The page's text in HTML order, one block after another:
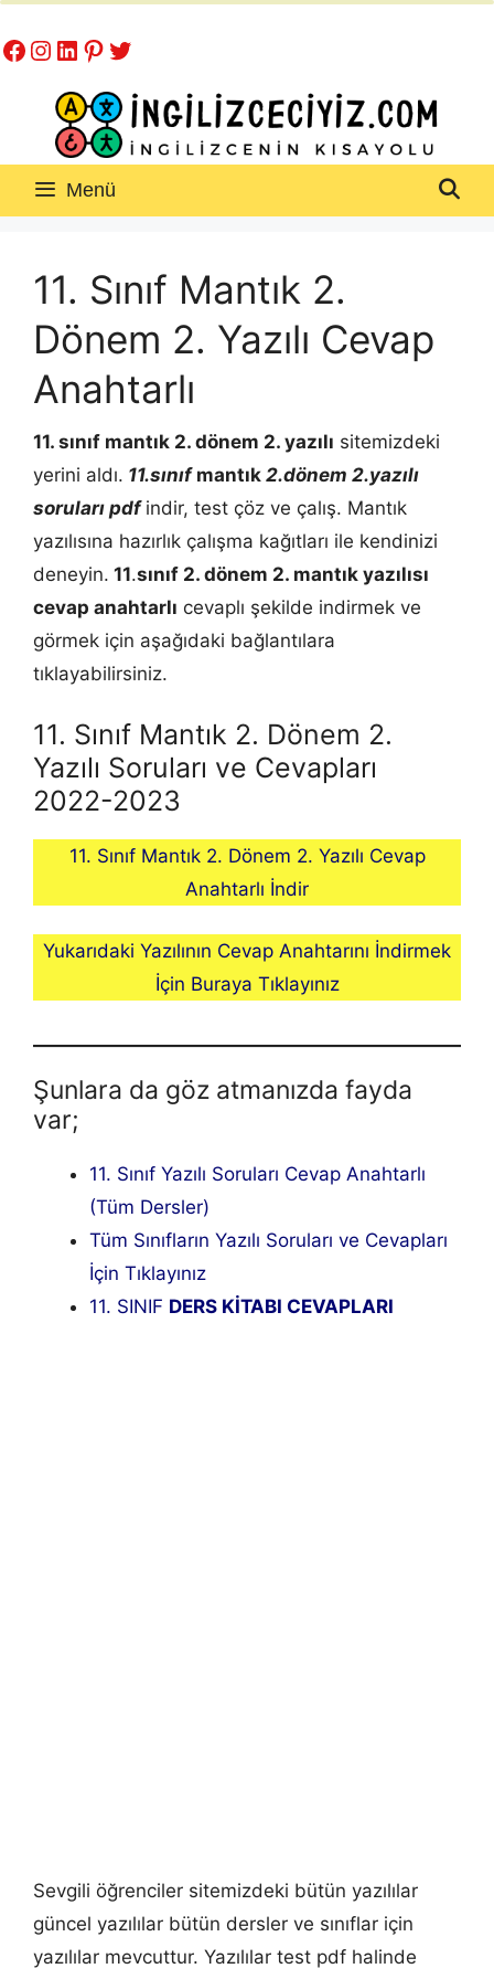
atla
Facebook
Instagram
LinkedIn
Pinterest
Twitter
Menü
11. Sınıf Mantık 2.
Dönem 2. Yazılı Cevap
Anahtarlı
11. sınıf mantık 2. dönem 2. yazılı sitemizdeki
yerini aldı. 11.sınıf mantık 2.dönem 2.yazılı
soruları pdf indir, test çöz ve çalış. Mantık
yazılısına hazırlık çalışma kağıtları ile kendinizi
deneyin. 11.sınıf 2. dönem 2. mantık yazılısı
cevap anahtarlı cevaplı şekilde indirmek ve
görmek için aşağıdaki bağlantılara
tıklayabilirsiniz.
11. Sınıf Mantık 2. Dönem 2.
Yazılı Soruları ve Cevapları
2022-2023
11. Sınıf Mantık 2. Dönem 2. Yazılı Cevap
Anahtarlı İndir
Yukarıdaki Yazılının Cevap Anahtarını İndirmek
İçin Buraya Tıklayınız
Şunlara da göz atmanızda fayda
var;
11. Sınıf Yazılı Soruları Cevap Anahtarlı
(Tüm Dersler)
Tüm Sınıfların Yazılı Soruları ve Cevapları
İçin Tıklayınız
11. SINIF DERS KİTABI CEVAPLARI
Sevgili öğrenciler sitemizdeki bütün yazılılar
güncel yazılılar bütün dersler ve sınıflar için
yazılılar mevcuttur. Yazılılar test pdf halinde